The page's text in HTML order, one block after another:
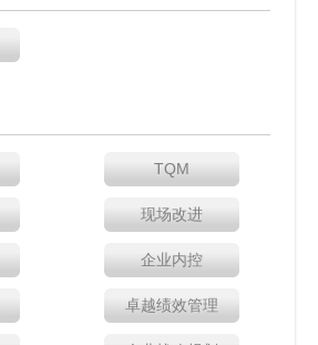
TQM
现场改进
企业内控
卓越绩效管理